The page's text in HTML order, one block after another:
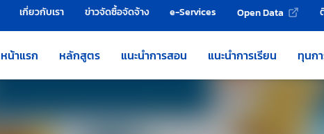
เกี่ยวกับเรา ข่าวจัดซื้อจัดจ้าง e-Services Open Data
หน้าแรก หลักสูตร แนะนำการสอน แนะนำการเรียน ทุนก